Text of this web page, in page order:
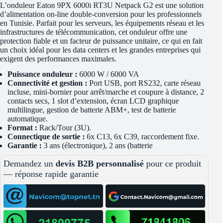
L’onduleur Eaton 9PX 6000i RT3U Netpack G2 est une solution
d’alimentation on-line double-conversion pour les professionnels
en Tunisie. Parfait pour les serveurs, les équipements réseau et les
infrastructures de télécommunication, cet onduleur offre une
protection fiable et un facteur de puissance unitaire, ce qui en fait
un choix idéal pour les data centers et les grandes entreprises qui
exigent des performances maximales.
Puissance onduleur : 6000 W / 6000 VA
Connectivité et gestion : Port USB, port RS232, carte réseau
incluse, mini-bornier pour arrêt/marche et coupure à distance, 2
contacts secs, 1 slot d’extension, écran LCD graphique
multilingue, gestion de batterie ABM+, test de batterie
automatique.
Format : Rack/Tour (3U).
Connectique de sortie : 6x C13, 6x C39, raccordement fixe.
Garantie : 3 ans (électronique), 2 ans (batterie
Demandez un devis B2B personnalisé pour ce produit
— réponse rapide garantie